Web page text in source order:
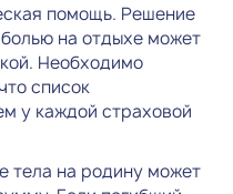
помощь. Решение
на отдыхе может
Необходимо
список
у каждой страховой
тела на родину может